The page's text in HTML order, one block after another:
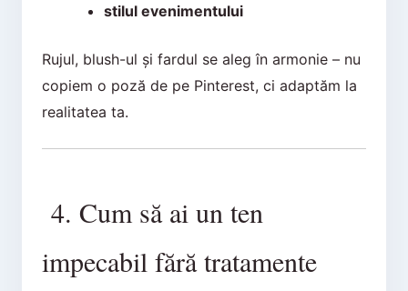
stilul evenimentului
Rujul, blush-ul și fardul se aleg în armonie – nu
copiem o poză de pe Pinterest, ci adaptăm la
realitatea ta.
4. Cum să ai un ten
impecabil fără tratamente